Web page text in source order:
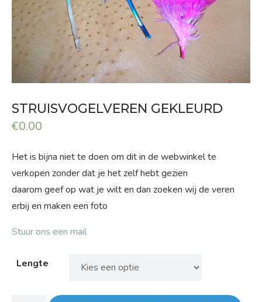
STRUISVOGELVEREN GEKLEURD
€0.00
Het is bijna niet te doen om dit in de webwinkel te
verkopen zonder dat je het zelf hebt gezien
daarom geef op wat je wilt en dan zoeken wij de veren
erbij en maken een foto
Stuur ons een mail
Lengte